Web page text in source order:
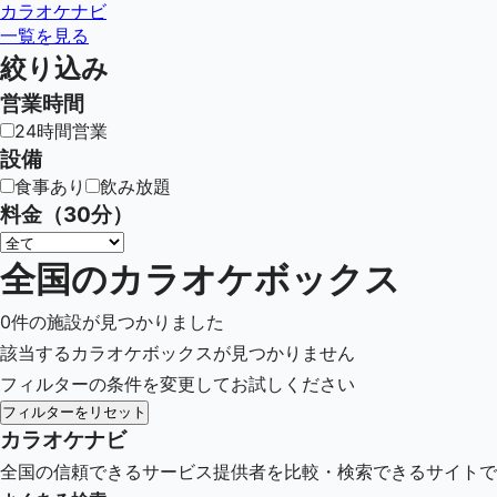
カラオケナビ
一覧を見る
絞り込み
営業時間
24時間営業
設備
食事あり 飲み放題
料金（30分）
全国のカラオケボックス
0件の施設が見つかりました
該当するカラオケボックスが見つかりません
フィルターの条件を変更してお試しください
フィルターをリセット
カラオケナビ
全国の信頼できるサービス提供者を比較・検索できるサイト